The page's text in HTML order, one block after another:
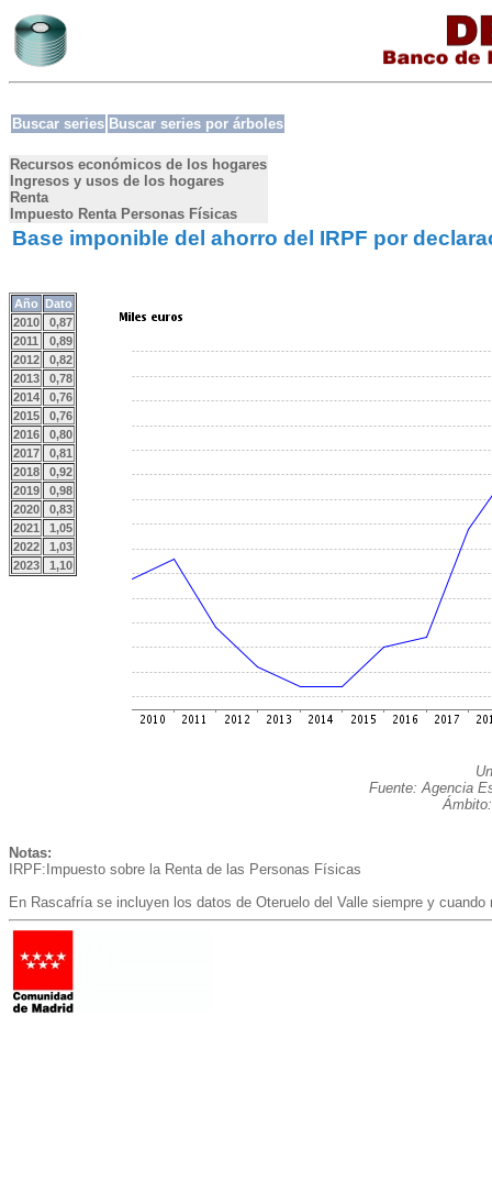
Buscar series Buscar series por árboles
Recursos económicos de los hogares
Ingresos y usos de los hogares
Renta
Impuesto Renta Personas Físicas
Base imponible del ahorro del IRPF por
Año Dato
2010
0,87
2011
0,89
2012
0,82
2013
0,78
2014
0,76
2015
0,76
2016
0,80
2017
0,81
2018
0,92
2019
0,98
2020
0,83
2021
1,05
2022
1,03
2023
1,10
Fuente: Agencia
Notas:
IRPF:Impuesto sobre la Renta de las Personas Físicas
En Rascafría se incluyen los datos de Oteruelo del Valle siempre y